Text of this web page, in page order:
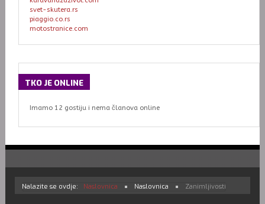
svet-skutera.rs
piaggio.co.rs
motostranice.com
TKO JE ONLINE
Imamo 12 gostiju i nema članova online
Nalazite se ovdje: Naslovnica Naslovnica Zanimljivosti